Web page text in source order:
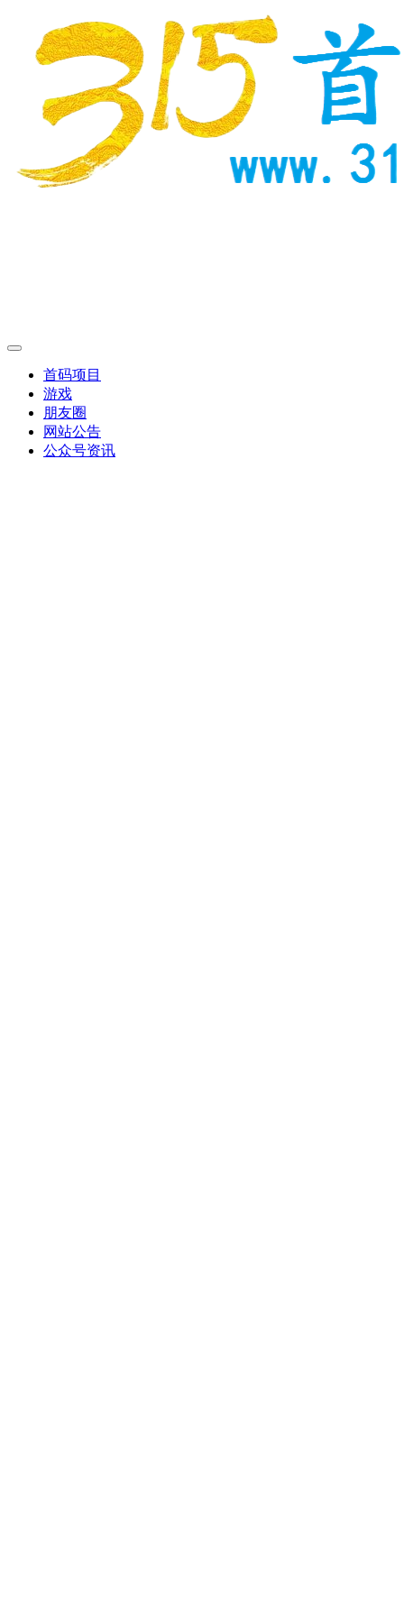
首码项目
游戏
朋友圈
网站公告
公众号资讯